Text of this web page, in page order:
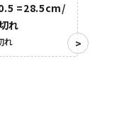
=28.5cm/
れ
れ